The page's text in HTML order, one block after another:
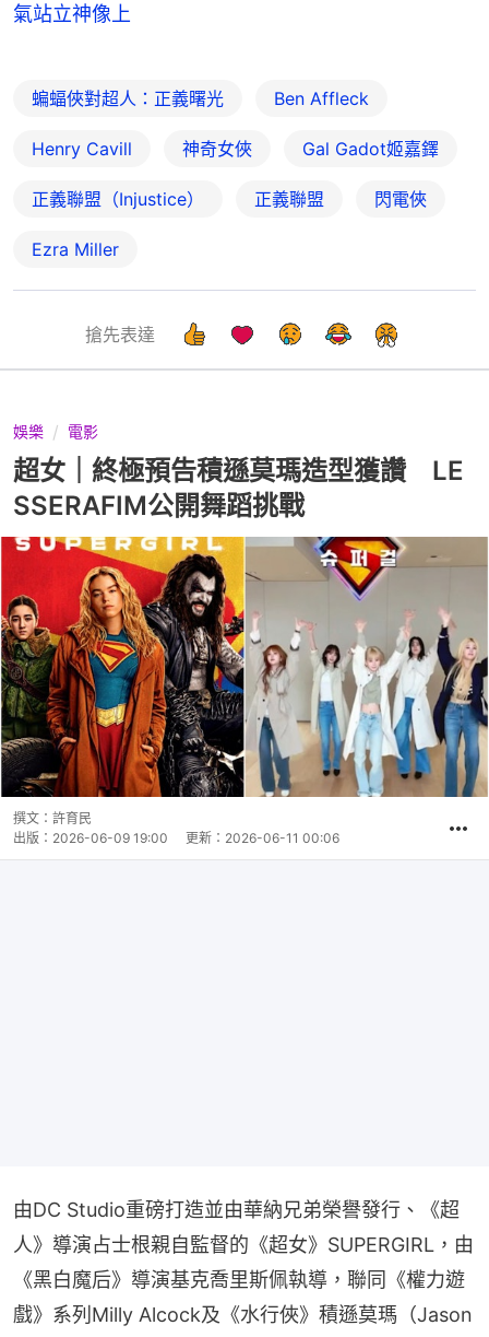
氣站立神像上
蝙蝠俠對超人：正義曙光 Ben Affleck
Henry Cavill 神奇女俠 Gal Gadot姬嘉鐸
正義聯盟（Injustice） 正義聯盟 閃電俠
Ezra Miller
搶先表達
娛樂 電影
超女｜終極預告積遜莫瑪造型獲讚 LE
SSERAFIM公開舞蹈挑戰
撰文： 許育民
出版： 2026-06-09 19:00 更新： 2026-06-11 00:06
由DC Studio重磅打造並由華納兄弟榮譽發行、《超
人》導演占士根親自監督的《超女》SUPERGIRL，由
《黑白魔后》導演基克喬里斯佩執導，聯同《權力遊
戲》系列Milly Alcock及《水行俠》積遜莫瑪（Jason